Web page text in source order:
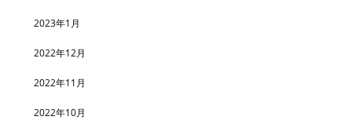
2023年1月
2022年12月
2022年11月
2022年10月